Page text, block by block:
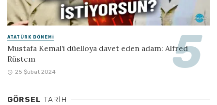
ATATÜRK DÖNEMI
Mustafa Kemal’i düelloya davet eden adam: Alfred
Rüstem
25 Şubat 2024
GÖRSEL TARIH